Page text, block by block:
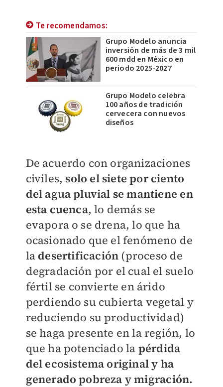
Te recomendamos:
Grupo Modelo anuncia
inversión de más de 3 mil
600 mdd en México en
periodo 2025-2027
Grupo Modelo celebra
100 años de tradición
cervecera con nuevos
diseños
De acuerdo con organizaciones
civiles, solo el siete por ciento
del agua pluvial se mantiene en
esta cuenca, lo demás se
evapora o se drena, lo que ha
ocasionado que el fenómeno de
la desertificación (proceso de
degradación por el cual el suelo
fértil se convierte en árido
perdiendo su cubierta vegetal y
reduciendo su productividad)
se haga presente en la región, lo
que ha potenciado la pérdida
del ecosistema original y ha
generado pobreza y migración.